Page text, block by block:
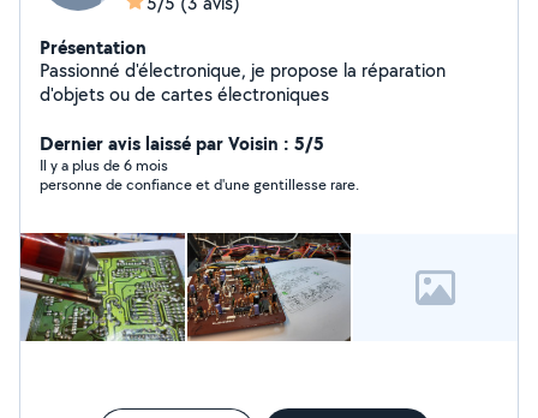
Présentation
Passionné d'électronique, je propose la réparation
d'objets ou de cartes électroniques
Dernier avis laissé par Voisin : 5/5
Il y a plus de 6 mois
personne de confiance et d'une gentillesse rare.